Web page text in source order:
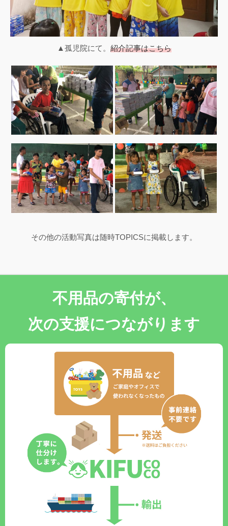
▲孤児院にて。 紹介記事はこちら
その他の活動写真は随時TOPICSに掲載します。
不用品の寄付が、
次の支援につながります